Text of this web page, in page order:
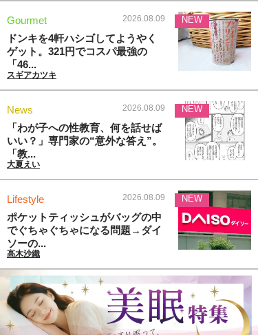
Gourmet 2026.08.09
ドンキを4軒ハシゴしてようやく
ゲット。321円でコスパ最強の
「46...
スギアカツキ
NEW
News 2026.08.09
「わが子への性教育、何を話せば
いい？」専門家の“意外な答え”。
「教...
大夏えい
NEW
Lifestyle 2026.08.09
ポケットティッシュがバッグの中
でぐちゃぐちゃになる問題→ダイ
ソーの...
高木沙織
NEW